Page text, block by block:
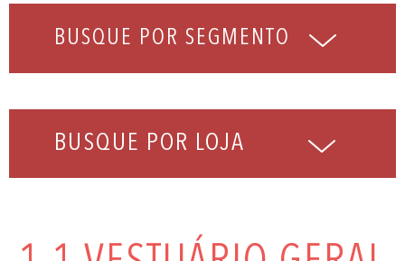
BUSQUE POR LOJA